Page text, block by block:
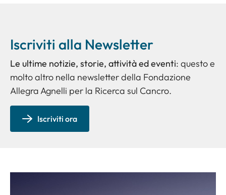
Iscriviti alla Newsletter
Le ultime notizie, storie, attività ed eventi: questo e
molto altro nella newsletter della Fondazione
Allegra Agnelli per la Ricerca sul Cancro.
Iscriviti ora